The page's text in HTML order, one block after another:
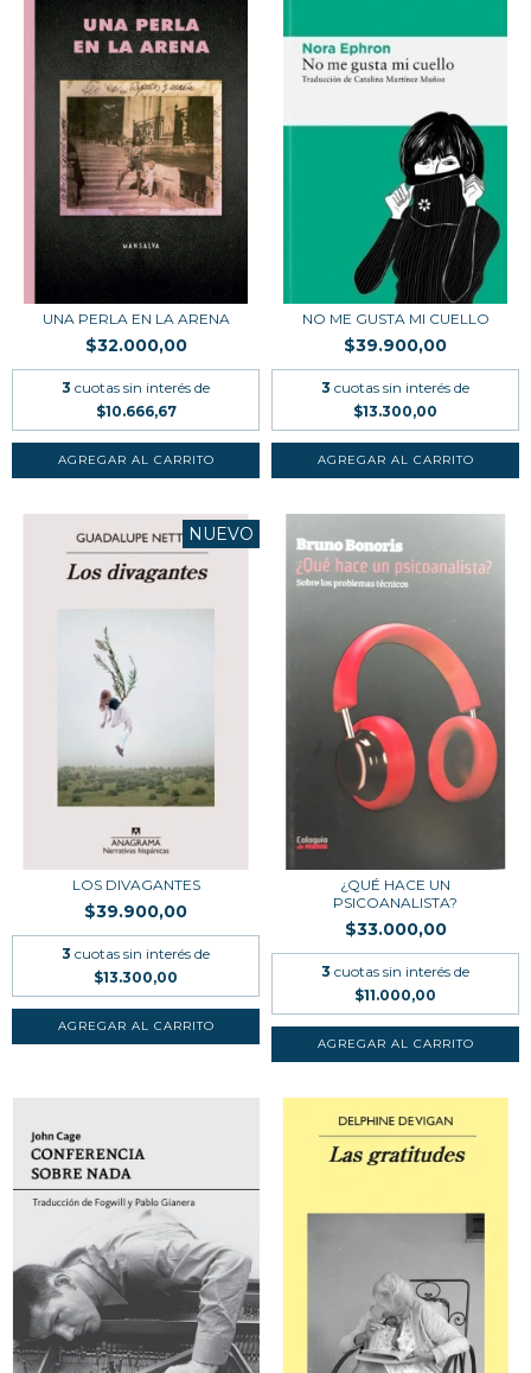
UNA PERLA EN LA ARENA
$32.000,00
3 cuotas sin interés de
$10.666,67
NO ME GUSTA MI CUELLO
$39.900,00
3 cuotas sin interés de
$13.300,00
NUEVO
LOS DIVAGANTES
$39.900,00
3 cuotas sin interés de
$13.300,00
¿QUÉ HACE UN
PSICOANALISTA?
$33.000,00
3 cuotas sin interés de
$11.000,00